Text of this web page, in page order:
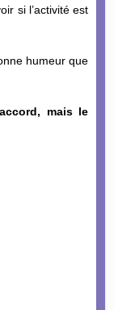
si l’activité est
humeur que
mais le